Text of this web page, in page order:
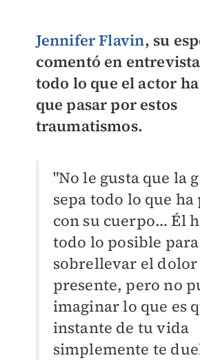
Jennifer Flavin, su
comentó en
todo lo que el actor
que pasar por estos
traumatismos.
"No le gusta que la
sepa todo lo que ha
con su cuerpo… Él
todo lo posible para
sobrellevar el
presente, pero no
imaginar lo que es
instante de tu vida
simplemente te